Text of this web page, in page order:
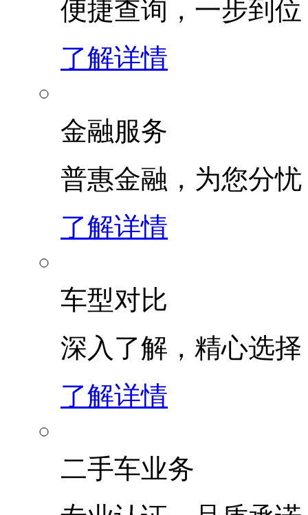
便捷查询，一步到位
了解详情
金融服务
普惠金融，为您分忧
了解详情
车型对比
深入了解，精心选择
了解详情
二手车业务